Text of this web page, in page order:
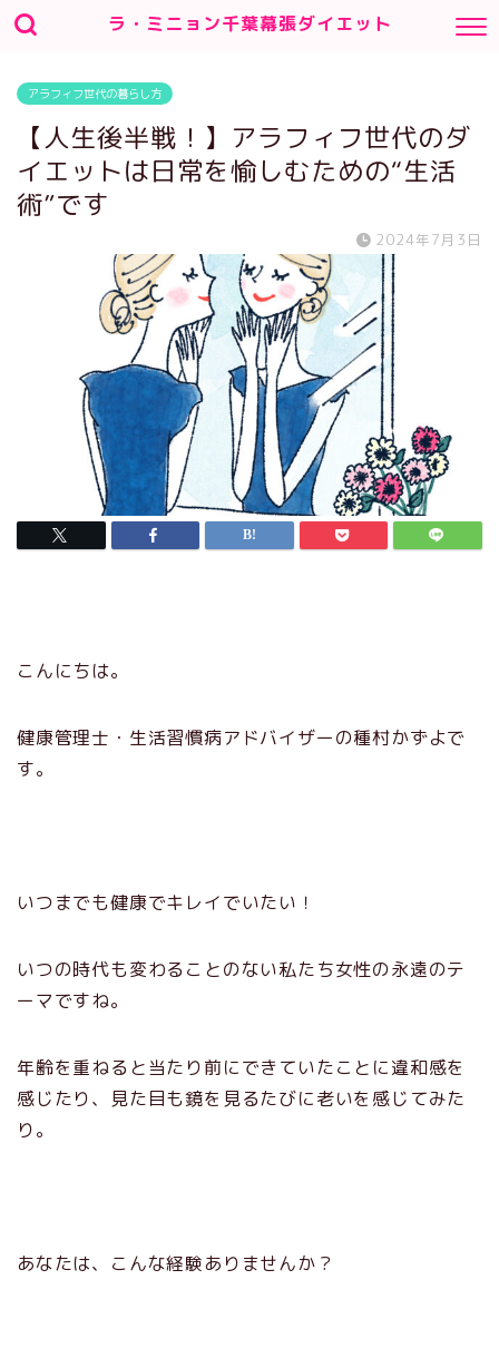
ラ・ミニョン千葉幕張ダイエット
アラフィフ世代の暮らし方
【人生後半戦！】アラフィフ世代のダ
イエットは日常を愉しむための“生活
術”です
2024年7月3日
こんにちは。
健康管理士・生活習慣病アドバイザーの種村かずよで
す。
いつまでも健康でキレイでいたい！
いつの時代も変わることのない私たち女性の永遠のテ
ーマですね。
年齢を重ねると当たり前にできていたことに違和感を
感じたり、見た目も鏡を見るたびに老いを感じてみた
り。
あなたは、こんな経験ありませんか？